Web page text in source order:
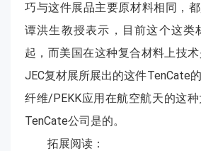
巧与这件展品主要原材料相同，都
谭洪生教授表示，目前这个这类
起，而美国在这种复合材料上技
JEC复材展所展出的这件TenCate
纤维/PEKK应用在航空航天的这
TenCate公司是的。
拓展阅读：